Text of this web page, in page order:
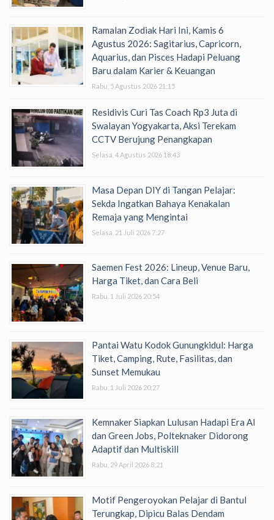
Ramalan Zodiak Hari Ini, Kamis 6
Agustus 2026: Sagitarius, Capricorn,
Aquarius, dan Pisces Hadapi Peluang
Baru dalam Karier & Keuangan
Rabu, 5 Agustus 2026 21:15
Residivis Curi Tas Coach Rp3 Juta di
Swalayan Yogyakarta, Aksi Terekam
CCTV Berujung Penangkapan
Selasa, 4 Agustus 2026 18:43
Masa Depan DIY di Tangan Pelajar:
Sekda Ingatkan Bahaya Kenakalan
Remaja yang Mengintai
Selasa, 21 Juli 2026 7:27
Saemen Fest 2026: Lineup, Venue Baru,
Harga Tiket, dan Cara Beli
Rabu, 1 Juli 2026 20:54
Pantai Watu Kodok Gunungkidul: Harga
Tiket, Camping, Rute, Fasilitas, dan
Sunset Memukau
Rabu, 1 Juli 2026 20:27
Kemnaker Siapkan Lulusan Hadapi Era AI
dan Green Jobs, Polteknaker Didorong
Adaptif dan Multiskill
Rabu, 29 April 2026 8:21
Motif Pengeroyokan Pelajar di Bantul
Terungkap, Dipicu Balas Dendam